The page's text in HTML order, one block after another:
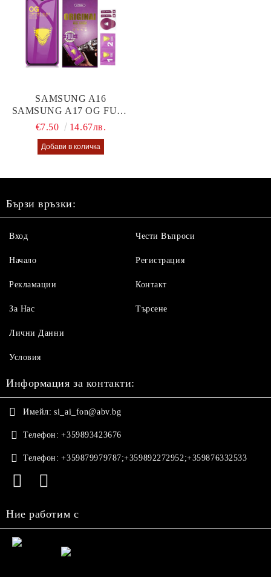
SAMSUNG A16
SAMSUNG A17 OG FULL
GLUE GLASS
€7.50 14.67лв.
Бързи връзки:
Вход
Начало
Рекламации
За Нас
Чести Въпроси
Регистрация
Контакт
Търсене
Лични Данни
Условия
Информация за контакти:
Имейл: si_ai_fon@abv.bg
Телефон: +359893423676
Телефон: +359879979787;+359892272952;+359876332533
Ние работим с